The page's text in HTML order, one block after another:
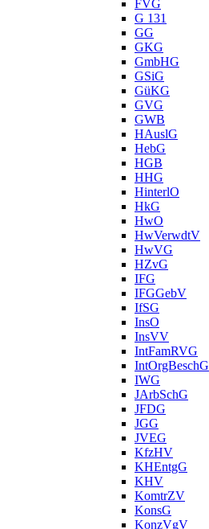
FVG
G 131
GG
GKG
GmbHG
GSiG
GüKG
GVG
GWB
HAuslG
HebG
HGB
HHG
HinterlO
HkG
HwO
HwVerwdtV
HwVG
HZvG
IFG
IFGGebV
IfSG
InsO
InsVV
IntFamRVG
IntOrgBeschG
IWG
JArbSchG
JFDG
JGG
JVEG
KfzHV
KHEntgG
KHV
KomtrZV
KonsG
KonzVgV